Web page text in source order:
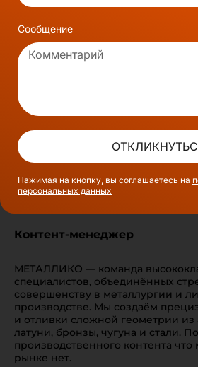
Сообщение
Нажимая на кнопку, вы соглашаетесь на
персональных данных
Контент-менеджер
МЕТАЛЛИКО — команда
специалистов, объединённых
совершенству в металлургии и
производстве. Мы создаём
и отливки сложной геометрии
латуни, бронзы, чугуна и стали.
производственного контента
рынке нет.